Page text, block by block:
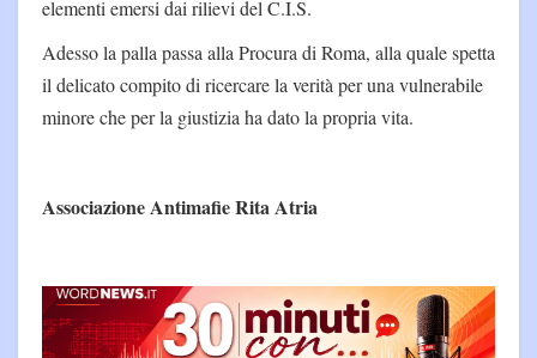
elementi emersi dai rilievi del C.I.S.
Adesso la palla passa alla Procura di Roma, alla quale spetta
il delicato compito di ricercare la verità per una vulnerabile
minore che per la giustizia ha dato la propria vita.
Associazione Antimafie Rita Atria